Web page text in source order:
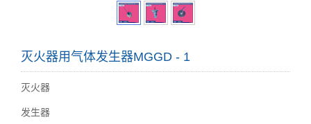
灭火器用气体发生器MGGD - 1
灭火器
发生器